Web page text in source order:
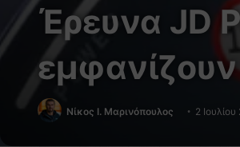
Έρευνα JD
Nίκος Ι. Mαρινόπουλος 2